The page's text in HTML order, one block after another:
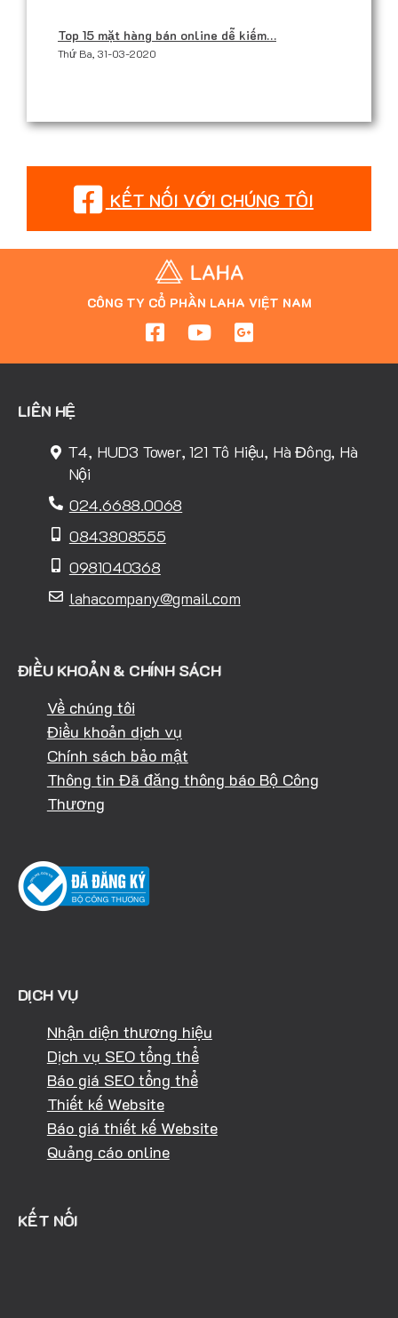
Top 15 mặt hàng bán online dễ kiếm…
Thứ Ba, 31-03-2020
KẾT NỐI VỚI CHÚNG TÔI
CÔNG TY CỔ PHẦN LAHA VIỆT NAM
LIÊN HỆ
T4, HUD3 Tower, 121 Tô Hiệu, Hà Đông, Hà
Nội
024.6688.0068
0843808555
0981040368
lahacompany@gmail.com
ĐIỀU KHOẢN & CHÍNH SÁCH
Về chúng tôi
Điều khoản dịch vụ
Chính sách bảo mật
Thông tin Đã đăng thông báo Bộ Công
Thương
DỊCH VỤ
Nhận diện thương hiệu
Dịch vụ SEO tổng thể
Báo giá SEO tổng thể
Thiết kế Website
Báo giá thiết kế Website
Quảng cáo online
KẾT NỐI